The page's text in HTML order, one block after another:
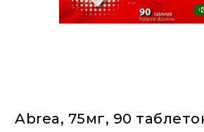
Abrea, 75мг, 90